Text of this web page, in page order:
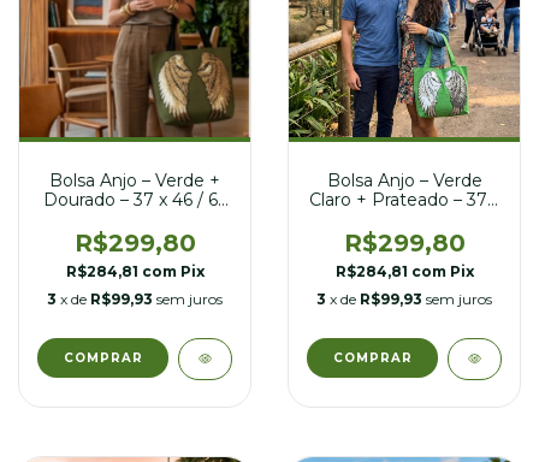
Bolsa Anjo – Verde +
Dourado – 37 x 46 / 63
R$299,80
R$284,81 com Pix
3 x de R$99,93 sem juros
Bolsa Anjo – Verde
Claro + Prateado – 37 x
R$299,80
R$284,81 com Pix
3 x de R$99,93 sem juros